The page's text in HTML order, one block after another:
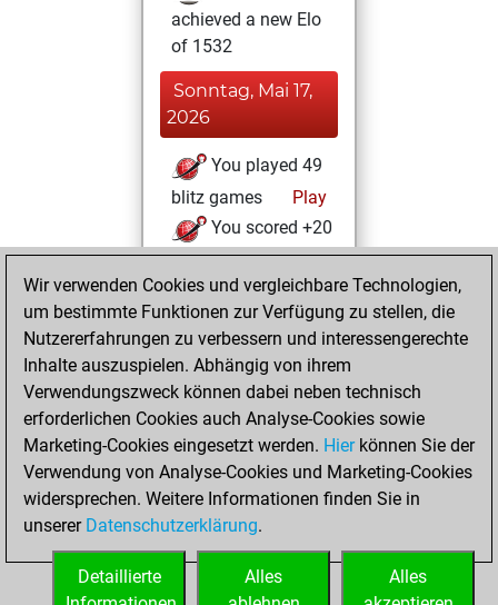
achieved a new Elo
of 1532
Sonntag, Mai 17,
2026
You played 49
blitz games
Play
You scored +20
=1 -28 in blitz
Montag, März 9,
2026
You won
against Fritz
Fritz
Mittwoch,
Oktober 13, 2021
You created
your Fritz account
Wir verwenden Cookies und vergleichbare Technologien,
um bestimmte Funktionen zur Verfügung zu stellen, die
Nutzererfahrungen zu verbessern und interessengerechte
Inhalte auszuspielen. Abhängig von ihrem
Verwendungszweck können dabei neben technisch
erforderlichen Cookies auch Analyse-Cookies sowie
Marketing-Cookies eingesetzt werden. Hierkönnen Sie der
Verwendung von Analyse-Cookies und Marketing-Cookies
widersprechen. Weitere Informationen finden Sie in
unserer Datenschutzerklärung.
Alles
Alles
Detaillierte